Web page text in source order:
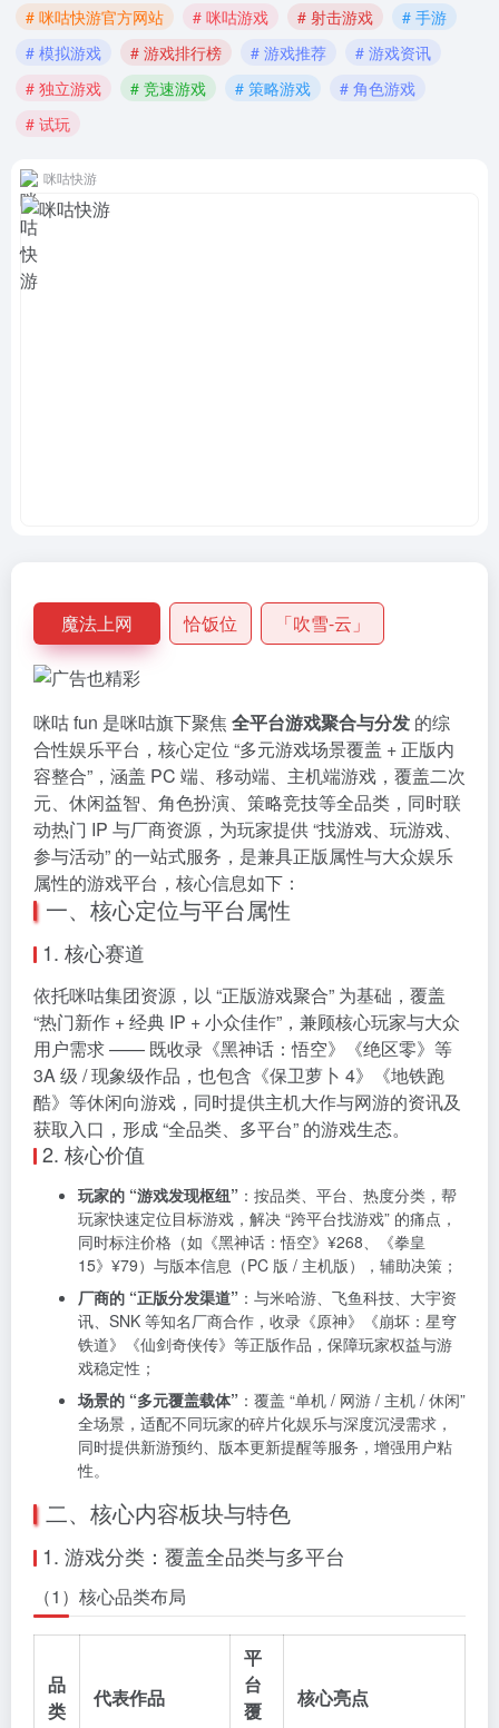
# 咪咕快游官方网站
# 咪咕游戏 # 射击游戏
# 手游
# 模拟游戏
# 游戏排行榜 # 游戏推荐
# 游戏资讯
# 独立游戏
# 竞速游戏 # 策略游戏
# 角色游戏
# 试玩
咪咕快游
魔法上网 恰饭位 「吹雪-云」
咪咕 fun 是咪咕旗下聚焦 全平台游戏聚合与分发 的综
合性娱乐平台，核心定位 “多元游戏场景覆盖 + 正版内
容整合”，涵盖 PC 端、移动端、主机端游戏，覆盖二次
元、休闲益智、角色扮演、策略竞技等全品类，同时联
动热门 IP 与厂商资源，为玩家提供 “找游戏、玩游戏、
参与活动” 的一站式服务，是兼具正版属性与大众娱乐
属性的游戏平台，核心信息如下：
一、核心定位与平台属性
1. 核心赛道
依托咪咕集团资源，以 “正版游戏聚合” 为基础，覆盖
“热门新作 + 经典 IP + 小众佳作”，兼顾核心玩家与大众
用户需求 —— 既收录《黑神话：悟空》《绝区零》等
3A 级 / 现象级作品，也包含《保卫萝卜 4》《地铁跑
酷》等休闲向游戏，同时提供主机大作与网游的资讯及
获取入口，形成 “全品类、多平台” 的游戏生态。
2. 核心价值
玩家的 “游戏发现枢纽” ：按品类、平台、热度分类，帮
玩家快速定位目标游戏，解决 “跨平台找游戏” 的痛点，
同时标注价格（如《黑神话：悟空》¥268、《拳皇
15》¥79）与版本信息（PC 版 / 主机版），辅助决策；
厂商的 “正版分发渠道” ：与米哈游、飞鱼科技、大宇资
讯、SNK 等知名厂商合作，收录《原神》《崩坏：星穹
铁道》《仙剑奇侠传》等正版作品，保障玩家权益与游
戏稳定性；
场景的 “多元覆盖载体” ：覆盖 “单机 / 网游 / 主机 / 休闲”
全场景，适配不同玩家的碎片化娱乐与深度沉浸需求，
同时提供新游预约、版本更新提醒等服务，增强用户粘
性。
二、核心内容板块与特色
1. 游戏分类：覆盖全品类与多平台
（1）核心品类布局
品
类
代表作品
平
台
覆
核心亮点